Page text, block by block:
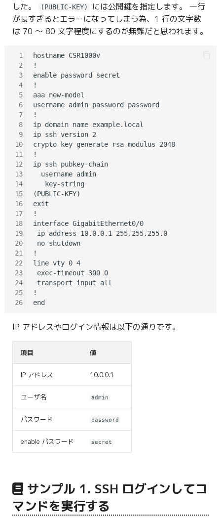
した。
(PUBLIC-KEY)
には公開鍵を指定します。 一行
が長すぎるとエラーになってしまう為、1 行の文字数
は 70 〜 80 文字程度にするのが無難だと思われます。
1
2
3
4
5
6
7
8
9
10
11
12
13
14
15
16
17
18
19
20
21
22
23
24
25
26
hostname CSR1000v
!
enable password secret
!
aaa new-model
username admin password password
!
ip domain name example.local
ip ssh version 2
crypto key generate rsa modulus 2048
!
ip ssh pubkey-chain
  username admin
   key-string
(PUBLIC-KEY)
exit
!
interface GigabitEthernet0/0
ip address 10.0.0.1 255.255.255.0
no shutdown
!
line vty 0 4
exec-timeout 300 0
transport input all
!
IP アドレスやログイン情報は以下の通りです。
項目 値
IP アドレス 10.0.0.1
ユーザ名 admin
パスワード password
enable パスワード secret
サンプル 1. SSH ログインしてコ
マンドを実行する